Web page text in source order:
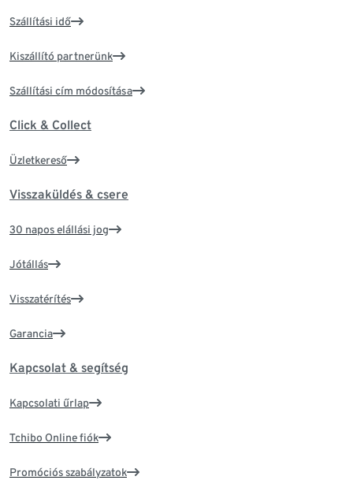
Szállítási idő
Kiszállító partnerünk
Szállítási cím módosítása
Click & Collect
Üzletkereső
Visszaküldés & csere
30 napos elállási jog
Jótállás
Visszatérítés
Garancia
Kapcsolat & segítség
Kapcsolati űrlap
Tchibo Online fiók
Promóciós szabályzatok